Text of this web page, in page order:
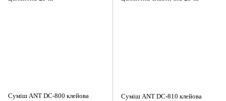
Суміш ANT DC-800 клейова
Суміш ANT DC-810 клейова